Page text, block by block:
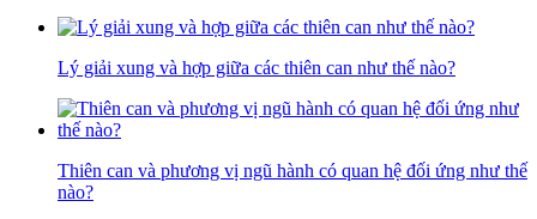
Lý giải xung và hợp giữa các thiên can như thế nào?
Thiên can và phương vị ngũ hành có quan hệ đối ứng như thế
nào?